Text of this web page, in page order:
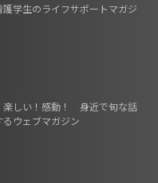
護学生のライフサポートマガジ
楽しい！感動！ 身近で旬な話
ウェブマガジン